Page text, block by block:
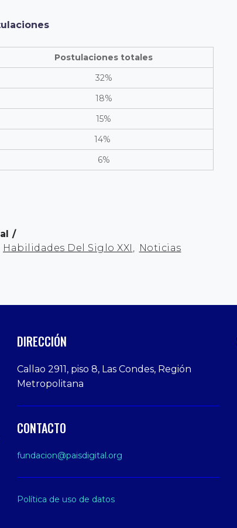
Postulaciones totales
32%
18%
15%
14%
6%
Habilidades Del Siglo XXI , Noticias
DIRECCIÓN
Callao 2911, piso 8, Las Condes, Región
Metropolitana
CONTACTO
fundacion@paisdigital.org
Política de uso de datos